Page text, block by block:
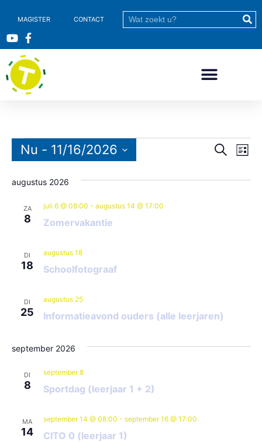
MAGISTER CONTACT
Zoeken
Lijst
Nu - 11/16/2026
Selecteer
datum.
augustus 2026
ZA
8 Zomervakantie
juli 6 @ 08:00 - augustus 14 @ 17:00
DI
18 Schoolfotograaf
augustus 18
DI
25 Informatieavond ouders (alle leerjaren)
augustus 25
september 2026
DI
8 Sportdag (leerjaar 1 + 2)
september 8
MA
14 CITO 0 (leerjaar 1)
september 14 @ 08:00 - september 16 @ 17:00